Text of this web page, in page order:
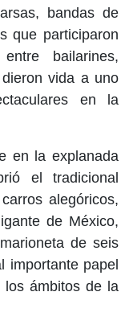
bandas de
que participaron
bailarines,
vida a uno
en la
en la explanada
el tradicional
alegóricos,
de México,
de seis
importante papel
ámbitos de la